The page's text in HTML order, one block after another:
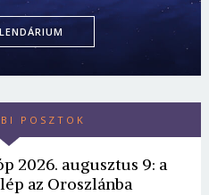
POSZTOK
2026. augusztus 9: a
az Oroszlánba